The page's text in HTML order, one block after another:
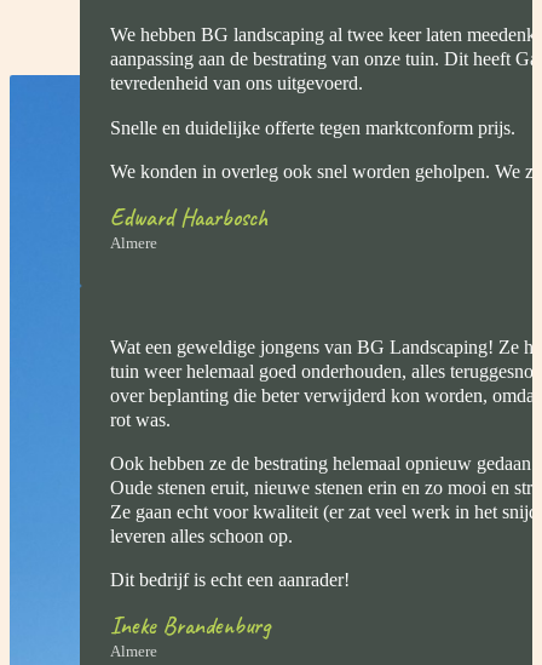
We hebben BG landscaping al twee keer laten
aanpassing aan de bestrating van onze tuin. Dit heeft
tevredenheid van ons uitgevoerd.
Snelle en duidelijke offerte tegen marktconform prijs.
We konden in overleg ook snel worden geholpen. We
Edward Haarbosch
Almere
Wat een geweldige jongens van BG Landscaping! Ze
tuin weer helemaal goed onderhouden, alles
over beplanting die beter verwijderd kon worden,
rot was.
Ook hebben ze de bestrating helemaal opnieuw gedaan
Oude stenen eruit, nieuwe stenen erin en zo mooi en
Ze gaan echt voor kwaliteit (er zat veel werk in het
leveren alles schoon op.
Dit bedrijf is echt een aanrader!
Ineke Brandenburg
Almere